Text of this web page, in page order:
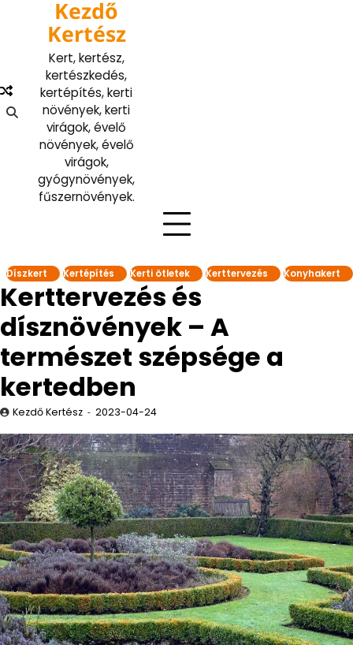
content
Kezdő
Kertész
Kert, kertész,
kertészkedés,
kertépítés, kerti
növények, kerti
virágok, évelő
növények, évelő
virágok,
gyógynövények,
fűszernövények.
Díszkert Kertépítés Kerti ötletek Kerttervezés Konyhakert
Kerttervezés és
dísznövények – A
természet szépsége a
kertedben
Kezdő Kertész 2023-04-24